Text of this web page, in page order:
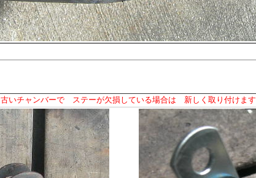
古いチャンバーで ステーが欠損している場合は 新しく取り付けます